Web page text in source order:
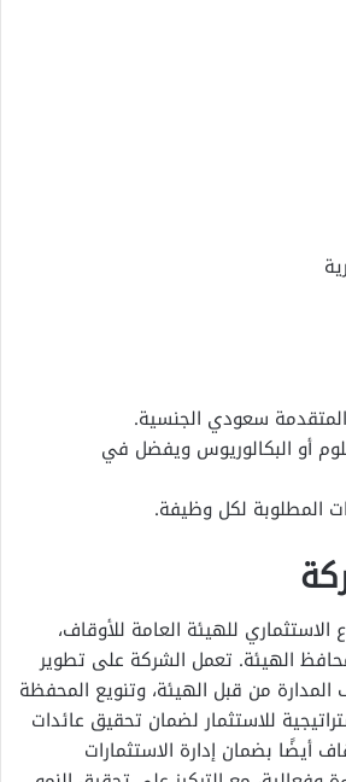
سعودي الجنسية.
أو البكالوريوس ويفضل في
المطلوبة لكل وظيفة.
للهيئة العامة للأوقاف،
الهيئة. تعمل الشركة على تطوير
المدارة من قبل الهيئة، وتنويع المحفظة
للاستثمار لضمان تحقيق عائدات
أيضًا بضمان إدارة الاستثمارات